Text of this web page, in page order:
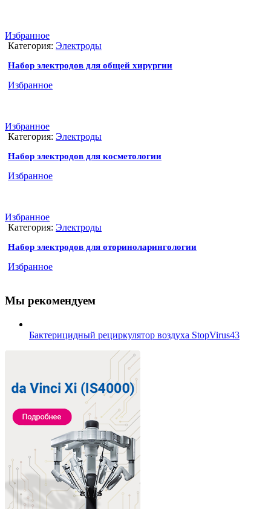
Избранное
Категория: Электроды
Набор электродов для общей хирургии
Избранное
Избранное
Категория: Электроды
Набор электродов для косметологии
Избранное
Избранное
Категория: Электроды
Набор электродов для оториноларингологии
Избранное
Мы рекомендуем
Бактерицидный рециркулятор воздуха StopVirus43